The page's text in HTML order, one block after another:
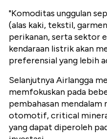
"Komoditas unggulan
(alas kaki, tekstil,
perikanan, serta sektor
kendaraan listrik akan
preferensial yang lebih
Selanjutnya Airlangga
memfokuskan pada
pembahasan
otomotif, critical
yang dapat diperoleh